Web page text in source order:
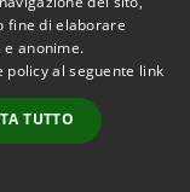
© 2026 • Comune di
Irpino • Powered by
•
Accesso
redazione
fine di elaborare
anonime.
al seguente link
TUTTO